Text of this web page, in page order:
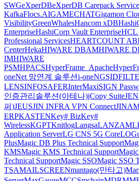
SWGeXperDBeXperDB Carepack Service
KafkaFlocs.AIGAMECHATGigamon
VisibilityGreenWhalesHancom xDB
EnterpriseHashiCorp Vault EnterpriseHCL
Professional ServicesHEARTCOUNT
CenterHekaHIWARE DBAMHIWARE
IMHIWARE
PSMHPACSHyperFrame_Apache
oneNet 망연계 솔루션i-oneNGS
LENSINFOSAFERInterMaxiSIGN
인증관리솔루션(아테나)jCopy Suite
퍼)JEUSJIN INFRA VPN Connect
ERPKASTENKey# BizKey#
WirelessKGPTKnitlogLangsaLANZAM
Application ServerLG CNS 5G Core
PlusMagic DB Plus Technical Support
KMSMagic KMS Technical Support
Technical SupportMagic SSOMagic SSO
TSAMAILSCREENmantago(만타고)